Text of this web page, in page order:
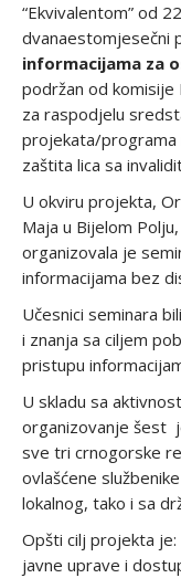
“Ekvivalentom” od
dvanaestomjesečni
informacijama za
podržan od komisije
za raspodjelu
projekata/programa
zaštita lica sa
U okviru projekta,
Maja u Bijelom
organizovala je
informacijama bez
Učesnici seminara
i znanja sa ciljem
pristupu
U skladu sa
organizovanje šest
sve tri crnogorske
ovlašćene
lokalnog, tako i sa
Opšti cilj projekta
javne uprave i